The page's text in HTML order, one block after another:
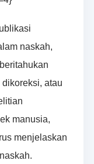
naskah,
atau
manusia,
menjelaskan